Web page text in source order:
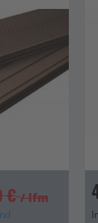
€ / lfm